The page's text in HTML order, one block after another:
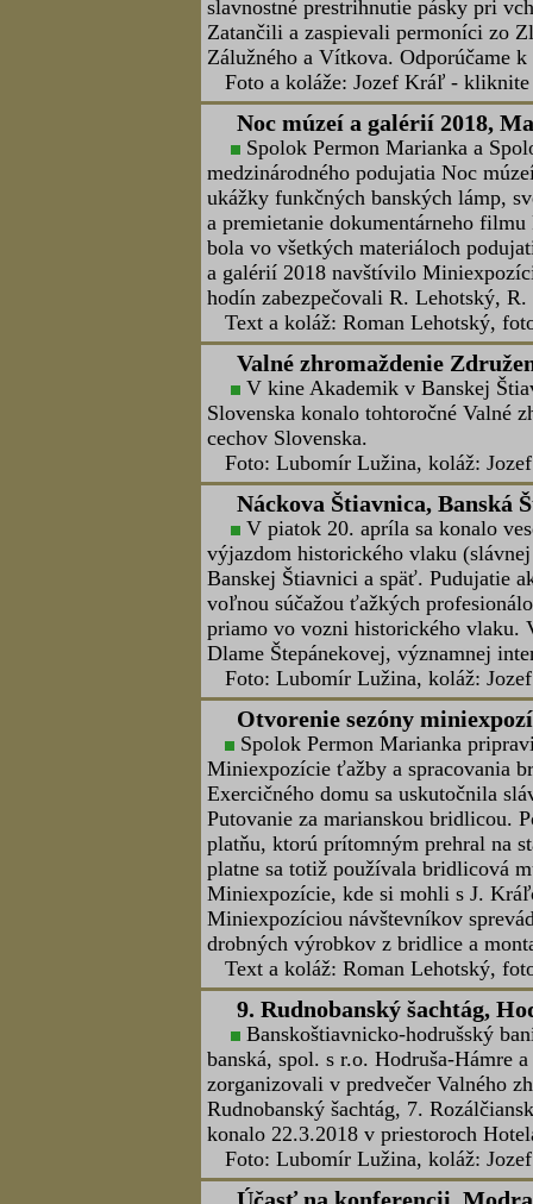
Valné zhromaždenie BS
30.5.2018
Valné zhromaždeni "Baníckeho
konalo dňa 19.5.2018 v Alžbetinom
Foto: Jarmila Kolesárová, koláž:
Utorkové popoludnie
Banskoštiavnicko-hodrušský
vzdelávacej sekcie „Utorkové
mája 2018 (utorok) o 15,30 hod. v
Štiavnici. Program: prehliadka
Loránt Vojček, PhD.
Foto: Lubomír Lužina a koláže:
Otvorenie Raabovej štoly,
V sobotu 19.5.2018 bola
štola po ukončenej ťažbe
republike v Zálužnem, miestna časť
podzemia sprevádzal v sobotu
si jeho účastníci pri kaplnke v
Niekoľko piesní zaspieval
všetci presunuli do lesov k
roku 1888. Okrem tejto štoly tiež v
slavnostné prestrihnutie pásky pri
Zatančili a zaspievali permoníci zo
Zálužného a Vítkova. Odporúčame k
Foto a koláže: Jozef Kráľ -
Noc múzeí a galérií 2018,
Spolok Permon Marianka a
medzinárodného podujatia Noc
ukážky funkčných banských lámp,
a premietanie dokumentárneho
bola vo všetkých materiáloch
a galérií 2018 navštívilo
hodín zabezpečovali R. Lehotský,
Text a koláž: Roman Lehotský,
Valné zhromaždenie
V kine Akademik v Banskej
Slovenska konalo tohtoročné Valné
cechov Slovenska.
Foto: Lubomír Lužina, koláž:
Náckova Štiavnica, Banská
V piatok 20. apríla sa konalo
výjazdom historického vlaku
Banskej Štiavnici a späť. Pudujatie
voľnou súčažou ťažkých